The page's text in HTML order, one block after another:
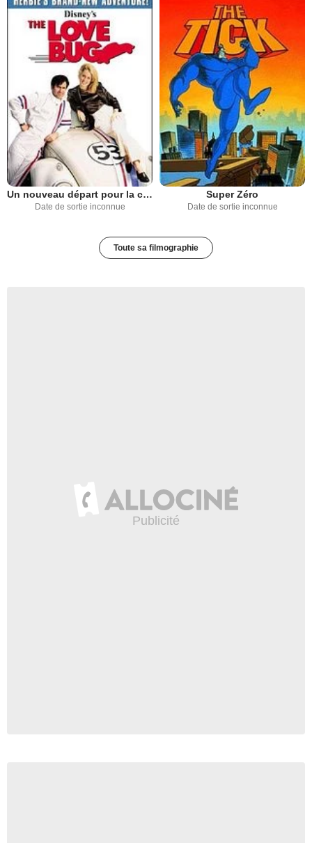
Un nouveau départ pour la coccinelle
Date de sortie inconnue
Super Zéro
Date de sortie inconnue
Toute sa filmographie